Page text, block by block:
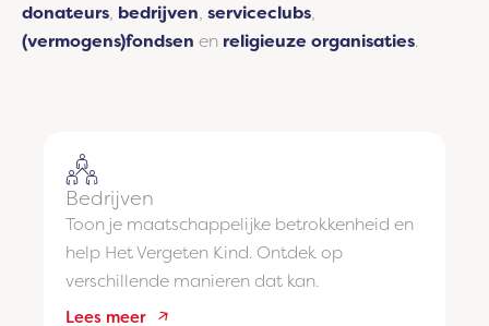
donateurs, bedrijven, serviceclubs,
(vermogens)fondsen en religieuze organisaties.
Bedrijven
Toon je maatschappelijke betrokkenheid en
help Het Vergeten Kind. Ontdek op
verschillende manieren dat kan.
Lees meer